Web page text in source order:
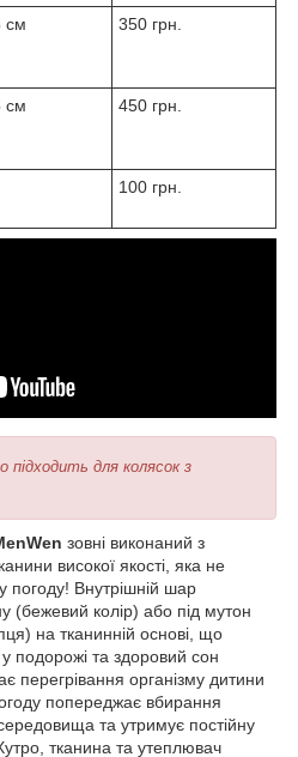
см 350 грн.
см 450 грн.
100 грн.
для колясок з
зовні виконаний з
високої якості, яка не
погоду! Внутрішній шар
(бежевий колір) або під мутон
на тканинній основі, що
подорожі та здоровий сон
організму дитини
попереджає вбирання
та утримує постійну
тканина та утеплювач